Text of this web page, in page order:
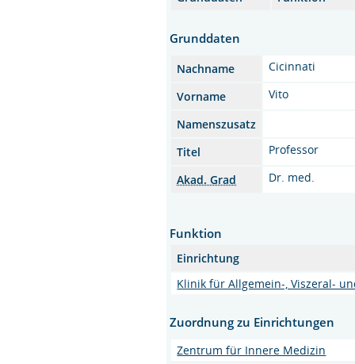
Grunddaten
Nachname
Cicinnati
Vorname
Vito
Namenszusatz
Titel
Professor
Akad. Grad
Dr. med.
Funktion
Einrichtung
Klinik für Allgemein-, Viszeral-
Zuordnung zu Einrichtungen
Zentrum für Innere Medizin